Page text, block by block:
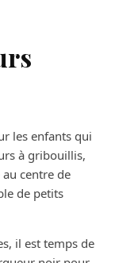
les enfants qui
à gribouillis,
centre de
de petits
il est temps de